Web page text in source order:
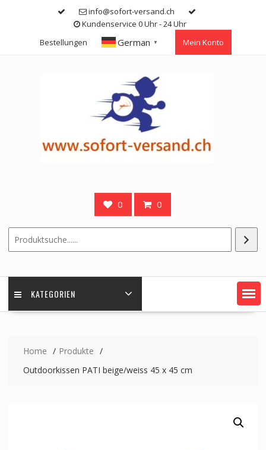
info@sofort-versand.ch
Kundenservice 0 Uhr - 24 Uhr
Bestellungen
German ▼ Mein Konto
0 0
KATEGORIEN
Home
Produkte
Outdoorkissen PATI beige/weiss 45 x 45 cm